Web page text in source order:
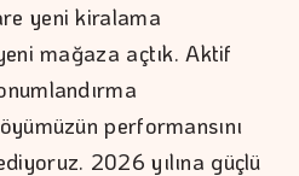
yeni kiralama
mağaza açtık. Aktif
performansını
2026 yılına güçlü